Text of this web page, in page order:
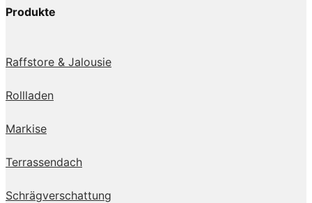
Produkte
Raffstore & Jalousie
Rollladen
Markise
Terrassendach
Schrägverschattung